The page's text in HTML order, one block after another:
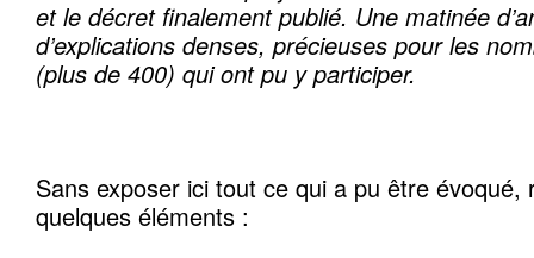
et le décret finalement publié. Une matinée
d’explications denses, précieuses pour les
(plus de 400) qui ont pu y participer.
Sans exposer ici tout ce qui a pu être évoqué,
quelques éléments :